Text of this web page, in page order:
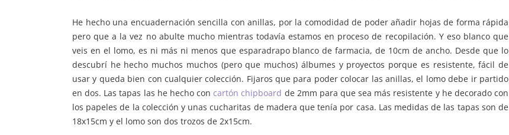
He hecho una encuadernación sencilla con anillas, por la comodidad de poder añadir hojas de forma rápida
pero que a la vez no abulte mucho mientras todavía estamos en proceso de recopilación. Y eso blanco que
veis en el lomo, es ni más ni menos que esparadrapo blanco de farmacia, de 10cm de ancho. Desde que lo
descubrí he hecho muchos muchos (pero que muchos) álbumes y proyectos porque es resistente, fácil de
usar y queda bien con cualquier colección. Fijaros que para poder colocar las anillas, el lomo debe ir partido
en dos. Las tapas las he hecho con cartón chipboard de 2mm para que sea más resistente y he decorado con
los papeles de la colección y unas cucharitas de madera que tenía por casa. Las medidas de las tapas son de
18x15cm y el lomo son dos trozos de 2x15cm.